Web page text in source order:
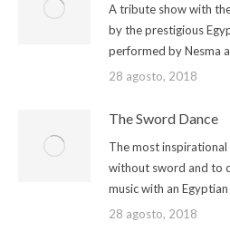
A tribute show with
by the prestigious
performed by Nesma
28 agosto, 2018
The Sword Dance
The most
without sword and to
music with an Egyptian
28 agosto, 2018